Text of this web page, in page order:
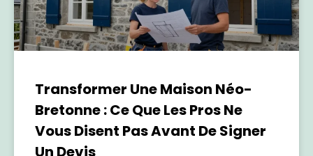
Transformer Une Maison Néo-
Bretonne : Ce Que Les Pros Ne
Vous Disent Pas Avant De Signer
Un Devis